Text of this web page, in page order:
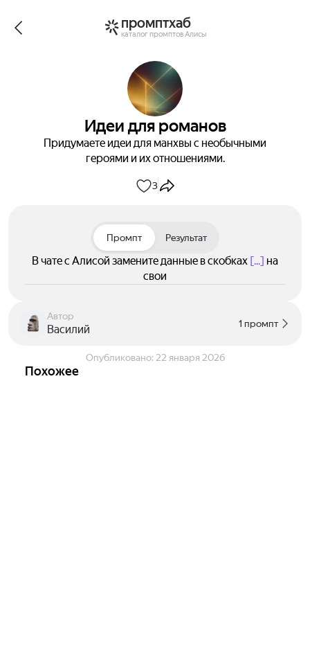
промптхаб
каталог промптов Алисы
Идеи для романов
Придумаете идеи для манхвы с необычными
героями и их отношениями.
3
Промпт Результат
В чате с Алисой замените данные в скобках [...] на
свои
Автор
Василий 1 промпт
Опубликовано: 22 января 2026
Похожее